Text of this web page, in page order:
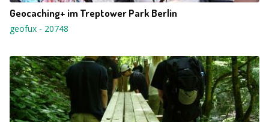
Geocaching+ im Treptower Park Berlin
geofux - 20748